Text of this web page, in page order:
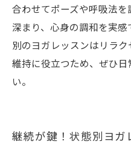
合わせてポーズや呼吸法
深まり、心身の調和を実
別のヨガレッスンはリラ
維持に役立つため、ぜひ
い。
継続が鍵！状態別ヨガ